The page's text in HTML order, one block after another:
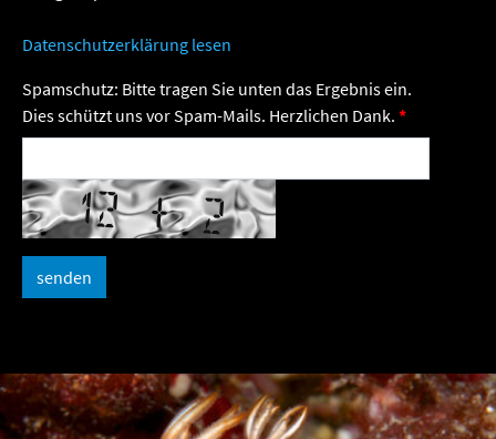
Datenschutzerklärung lesen
Spamschutz: Bitte tragen Sie unten das Ergebnis ein.
Dies schützt uns vor Spam-Mails. Herzlichen Dank.